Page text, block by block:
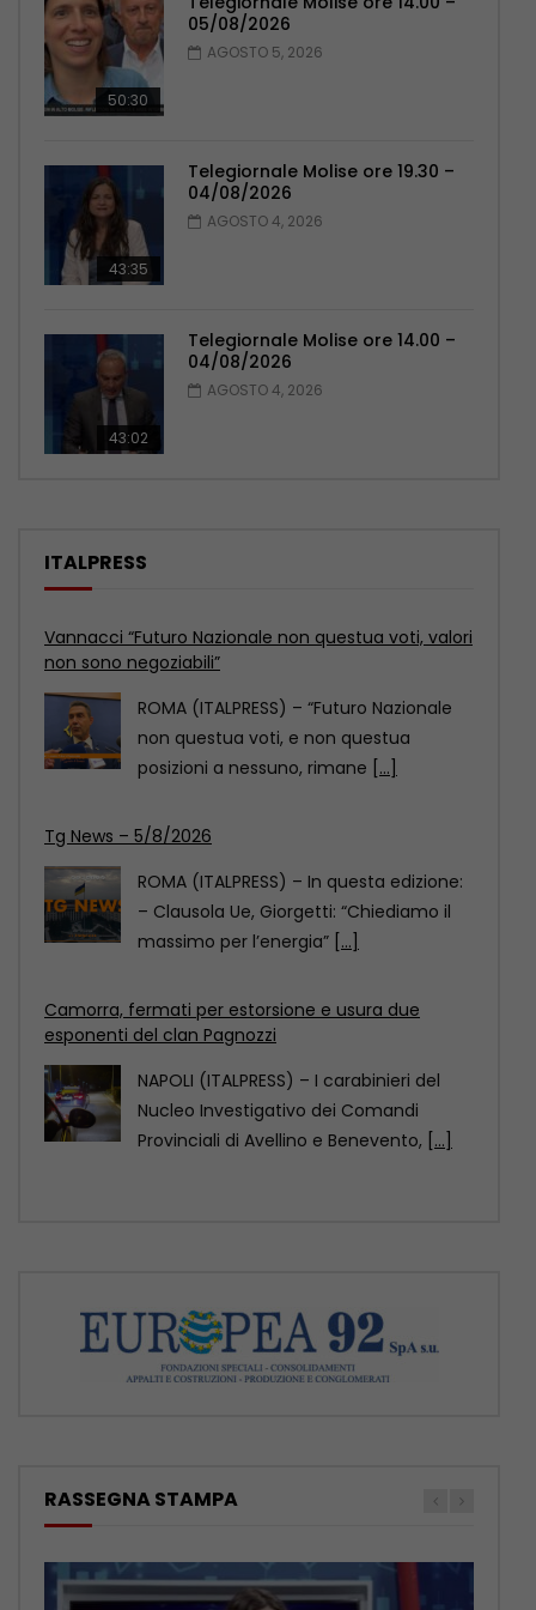
50:30
05/08/2026
AGOSTO 5, 2026
43:35
Telegiornale Molise ore 19.30 –
04/08/2026
AGOSTO 4, 2026
43:02
Telegiornale Molise ore 14.00 –
04/08/2026
AGOSTO 4, 2026
ITALPRESS
Tg News – 5/8/2026
– Clausola Ue, Giorgetti: “Chiediamo il
massimo per l’energia”[...]
esponenti del clan Pagnozzi
NAPOLI (ITALPRESS) – I carabinieri del
Nucleo Investigativo dei Comandi
Provinciali di Avellino e Benevento,
Vannacci “Futuro Nazionale non questua voti, valori
non sono negoziabili”
ROMA (ITALPRESS) – “Futuro Nazionale
non questua voti, e non questua
posizioni a nessuno, rimane[...]
RASSEGNA STAMPA